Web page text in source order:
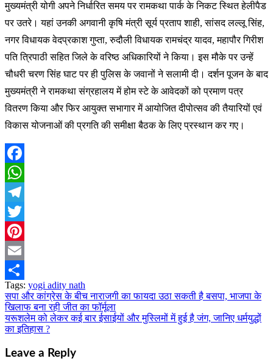
मुख्यमंत्री योगी अपने निर्धारित समय पर रामकथा पार्क के निकट स्थित हेलीपैड
पर उतरे। यहां उनकी अगवानी कृषि मंत्री सूर्य प्रताप शाही, सांसद लल्लू सिंह,
नगर विधायक वेदप्रकाश गुप्ता, रुदौली विधायक रामचंद्र यादव, महापौर गिरीश
पति त्रिपाठी सहित जिले के वरिष्ठ अधिकारियों ने किया। इस मौके पर उन्हें
चौधरी चरण सिंह घाट पर ही पुलिस के जवानों ने सलामी दी। दर्शन पूजन के बाद
मुख्यमंत्री ने रामकथा संग्रहालय में होम स्टे के आवेदकों को प्रमाण पत्र
वितरण किया और फिर आयुक्त सभागार में आयोजित दीपोत्सव की तैयारियों एवं
विकास योजनाओं की प्रगति की समीक्षा बैठक के लिए प्रस्थान कर गए।
Facebook
WhatsApp
Telegram
Twitter
Pinterest
Email
Share
Tags: yogi adity nath
Post
navigation
सपा और कांग्रेस के बीच नाराजगी का फायदा उठा सकती है बसपा, भाजपा के
खिलाफ बना रही जीत का फॉर्मूला
यरूशलेम को लेकर कई बार ईसाईयों और मुस्लिमों में हुई है जंग, जानिए धर्मयुद्धों
का इतिहास ?
Leave a Reply